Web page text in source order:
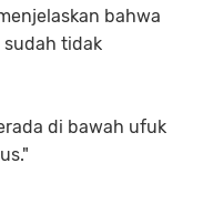
bahwa
tidak
di bawah ufuk